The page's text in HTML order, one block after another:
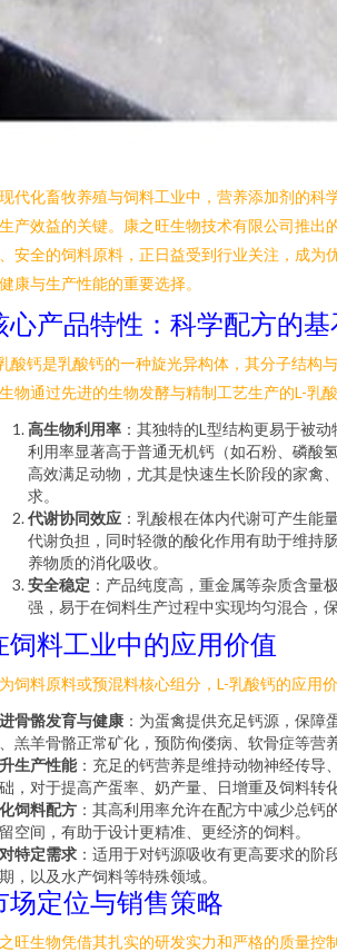
代化畜牧养殖与饲料工业中，营养添加剂的科
产效益的关键。康之旺生物技术有限公司推出
安全的饲料原料，正日益受到行业关注，成为
康与生产性能的重要选择。
心产品特性：科学配方的基
酸钙是乳酸钙的一种旋光异构体，其分子结构
物通过先进的生物发酵与精制工艺生产的L-乳
高生物利用率 ：其独特的L型结构更易于被
利用率显著高于普通无机钙（如石粉、磷酸
高效满足动物，尤其是快速生长阶段的家禽
求。
代谢协同效应 ：乳酸根在体内代谢可产生能
代谢负担，同时轻微的酸化作用有助于维持
养物质的消化吸收。
安全稳定 ：产品纯度高，重金属等杂质含量
强，易于在饲料生产过程中实现均匀混合，
饲料工业中的应用价值
饲料原料或预混料核心组分，L-乳酸钙的应用
骨骼发育与健康 ：为蛋禽提供充足钙源，保障
羔羊骨骼正常矿化，预防佝偻病、软骨症等营
生产性能：充足的钙营养是维持动物神经传导
，对于提高产蛋率、奶产量、日增重及饲料转
饲料配方 ：其高利用率允许在配方中减少总钙
空间，有助于设计更精准、更经济的饲料。
特定需求 ：适用于对钙源吸收有更高要求的阶
，以及水产饲料等特殊领域。
场定位与销售策略
旺生物凭借其扎实的研发实力和严格的质量控